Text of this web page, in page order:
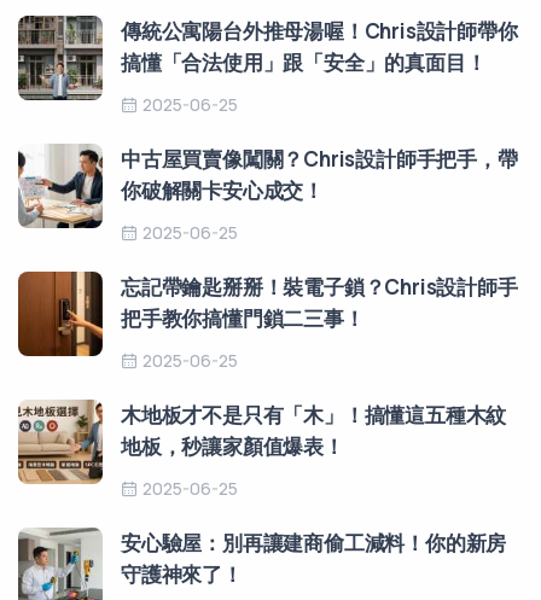
傳統公寓陽台外推母湯喔！Chris設計師帶你
搞懂「合法使用」跟「安全」的真面目！
2025-06-25
中古屋買賣像闖關？Chris設計師手把手，帶
你破解關卡安心成交！
2025-06-25
忘記帶鑰匙掰掰！裝電子鎖？Chris設計師手
把手教你搞懂門鎖二三事！
2025-06-25
木地板才不是只有「木」！搞懂這五種木紋
地板，秒讓家顏值爆表！
2025-06-25
安心驗屋：別再讓建商偷工減料！你的新房
守護神來了！